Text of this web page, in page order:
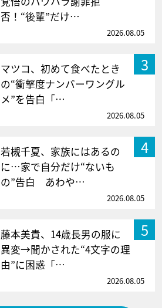
否！“後輩”だけ…
2026.08.05
3
マツコ、初めて食べたとき
の“衝撃度ナンバーワングル
メ”を告白「…
2026.08.05
4
若槻千夏、家族にはあるの
に…家で自分だけ“ないも
の”告白 あわや…
2026.08.05
5
藤本美貴、14歳長男の服に
異変→聞かされた“4文字の理
由”に困惑「…
2026.08.05